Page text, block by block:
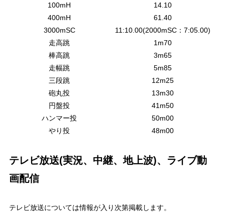
100mH
14.10
400mH
61.40
3000mSC
11:10.00(2000mSC：7:05.00)
走高跳
1m70
棒高跳
3m65
走幅跳
5m85
三段跳
12m25
砲丸投
13m30
円盤投
41m50
ハンマー投
50m00
やり投
48m00
テレビ放送(実況、中継、地上波)、ライブ動
画配信
テレビ放送については情報が入り次第掲載します。